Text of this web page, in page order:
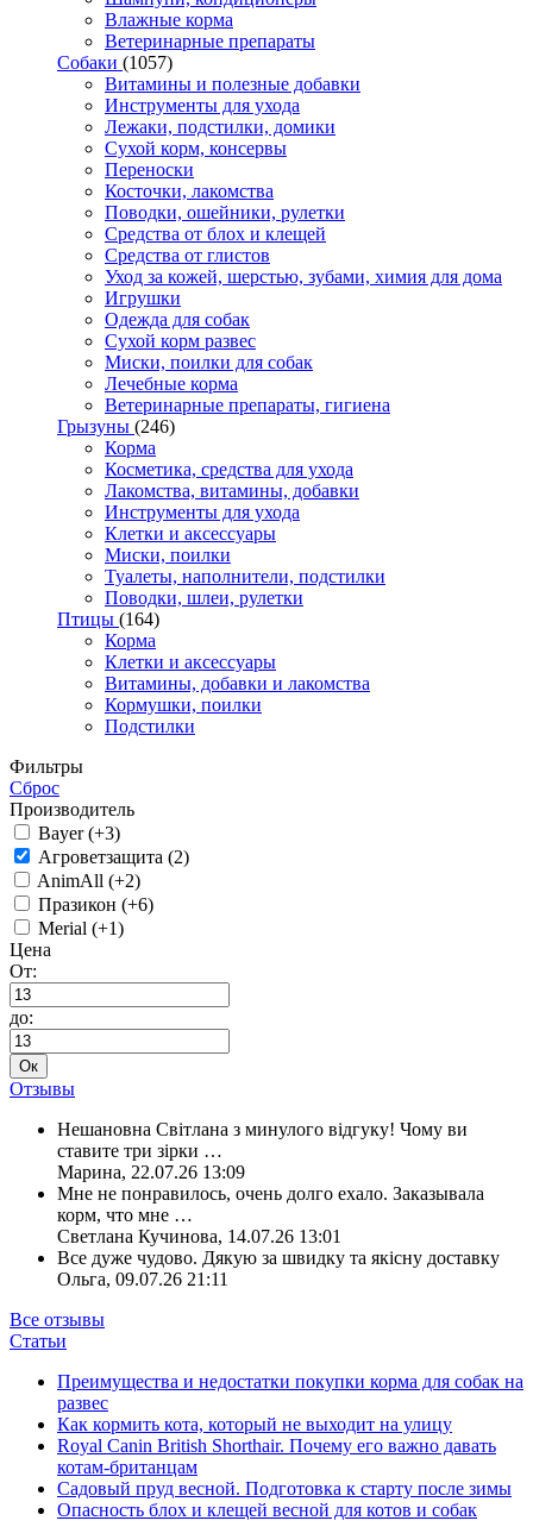
Влажные корма
Ветеринарные препараты
Собаки (1057)
Витамины и полезные добавки
Инструменты для ухода
Лежаки, подстилки, домики
Сухой корм, консервы
Переноски
Косточки, лакомства
Поводки, ошейники, рулетки
Средства от блох и клещей
Средства от глистов
Уход за кожей, шерстью, зубами, химия для дома
Игрушки
Одежда для собак
Сухой корм развес
Миски, поилки для собак
Лечебные корма
Ветеринарные препараты, гигиена
Грызуны (246)
Корма
Косметика, средства для ухода
Лакомства, витамины, добавки
Инструменты для ухода
Клетки и аксессуары
Миски, поилки
Туалеты, наполнители, подстилки
Поводки, шлеи, рулетки
Птицы (164)
Корма
Клетки и аксессуары
Витамины, добавки и лакомства
Кормушки, поилки
Подстилки
Фильтры
Сброс
Производитель
Bayer (+3)
Агроветзащита (2)
AnimAll (+2)
Празикон (+6)
Merial (+1)
Цена
От:
до:
Ок
Отзывы
Нешановна Світлана з минулого відгуку! Чому ви
ставите три зірки …
Марина, 22.07.26 13:09
Мне не понравилось, очень долго ехало. Заказывала
корм, что мне …
Светлана Кучинова, 14.07.26 13:01
Все дуже чудово. Дякую за швидку та якісну доставку
Ольга, 09.07.26 21:11
Все отзывы
Статьи
Преимущества и недостатки покупки корма для собак на
развес
Как кормить кота, который не выходит на улицу
Royal Canin British Shorthair. Почему его важно давать
котам-британцам
Садовый пруд весной. Подготовка к старту после зимы
Опасность блох и клещей весной для котов и собак